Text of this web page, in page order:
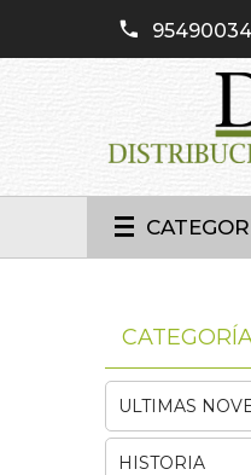
ULTIMAS
HISTORIA